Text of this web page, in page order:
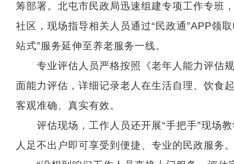
筹部署。北屯市民政局迅速组建专项工作专班
社区，现场指导相关人员通过“民政通”APP领
站式”服务延伸至养老服务一线。
专业评估人员严格按照《老年人能力评估规
面能力评估，详细记录老人在生活自理、饮食
客观准确、真实有效。
评估现场，工作人员还开展“手把手”现场教
人足不出户即可享受到便捷、专业的民政服务。